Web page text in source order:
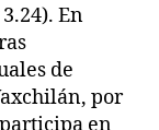
En
de
por
en